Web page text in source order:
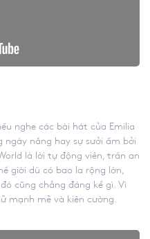
nghe các bài hát của Emilia
nắng hay sự sưởi ấm bởi
là lời tự động viên, trấn an
giới dù có bao la rộng lớn,
cũng chẳng đáng kể gì. Vì
mạnh mẽ và kiên cường.